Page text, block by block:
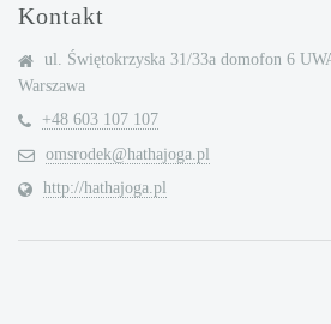
Kontakt
ul. Świętokrzyska 31/33a domofon 6
Warszawa
+48 603 107 107
omsrodek@hathajoga.pl
http://hathajoga.pl